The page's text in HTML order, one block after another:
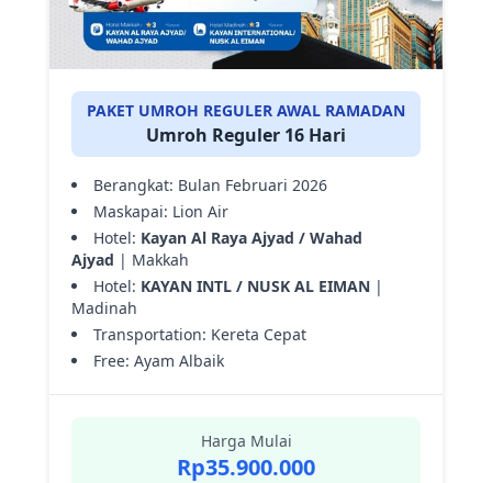
PAKET UMROH REGULER AWAL RAMADAN
Umroh Reguler 16 Hari
Berangkat: Bulan Februari 2026
Maskapai: Lion Air
Hotel: Kayan Al Raya Ajyad / Wahad
Ajyad | Makkah
Hotel: KAYAN INTL / NUSK AL EIMAN |
Madinah
Transportation: Kereta Cepat
Free: Ayam Albaik
Harga Mulai
Rp35.900.000